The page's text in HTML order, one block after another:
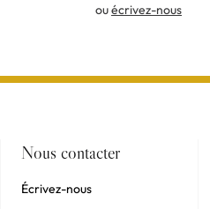
ouécrivez-nous
Nous contacter
Écrivez-nous